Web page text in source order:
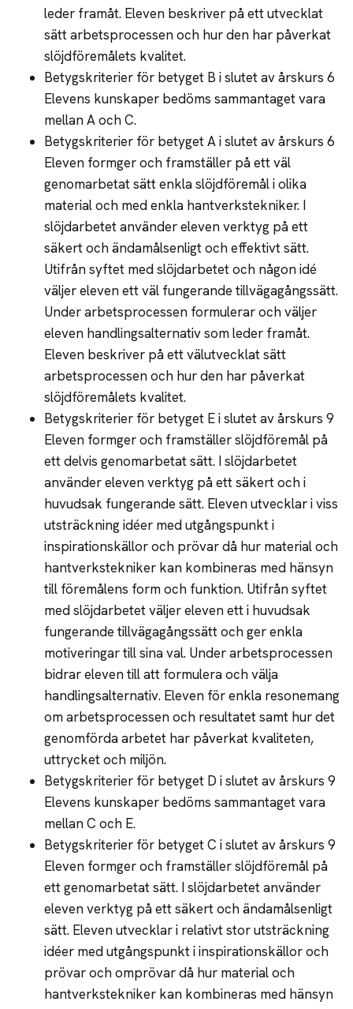
leder framåt. Eleven beskriver på ett utvecklat
sätt arbetsprocessen och hur den har påverkat
slöjdföremålets kvalitet.
Betygskriterier för betyget B i slutet av årskurs 6
Elevens kunskaper bedöms sammantaget vara
mellan A och C.
Betygskriterier för betyget A i slutet av årskurs 6
Eleven formger och framställer på ett väl
genomarbetat sätt enkla slöjdföremål i olika
material och med enkla hantverkstekniker. I
slöjdarbetet använder eleven verktyg på ett
säkert och ändamålsenligt och effektivt sätt.
Utifrån syftet med slöjdarbetet och någon idé
väljer eleven ett väl fungerande tillvägagångssätt.
Under arbetsprocessen formulerar och väljer
eleven handlingsalternativ som leder framåt.
Eleven beskriver på ett välutvecklat sätt
arbetsprocessen och hur den har påverkat
slöjdföremålets kvalitet.
Betygskriterier för betyget E i slutet av årskurs 9
Eleven formger och framställer slöjdföremål på
ett delvis genomarbetat sätt. I slöjdarbetet
använder eleven verktyg på ett säkert och i
huvudsak fungerande sätt. Eleven utvecklar i viss
utsträckning idéer med utgångspunkt i
inspirationskällor och prövar då hur material och
hantverkstekniker kan kombineras med hänsyn
till föremålens form och funktion. Utifrån syftet
med slöjdarbetet väljer eleven ett i huvudsak
fungerande tillvägagångssätt och ger enkla
motiveringar till sina val. Under arbetsprocessen
bidrar eleven till att formulera och välja
handlingsalternativ. Eleven för enkla resonemang
om arbetsprocessen och resultatet samt hur det
genomförda arbetet har påverkat kvaliteten,
uttrycket och miljön.
Betygskriterier för betyget D i slutet av årskurs 9
Elevens kunskaper bedöms sammantaget vara
mellan C och E.
Betygskriterier för betyget C i slutet av årskurs 9
Eleven formger och framställer slöjdföremål på
ett genomarbetat sätt. I slöjdarbetet använder
eleven verktyg på ett säkert och ändamålsenligt
sätt. Eleven utvecklar i relativt stor utsträckning
idéer med utgångspunkt i inspirationskällor och
prövar och omprövar då hur material och
hantverkstekniker kan kombineras med hänsyn